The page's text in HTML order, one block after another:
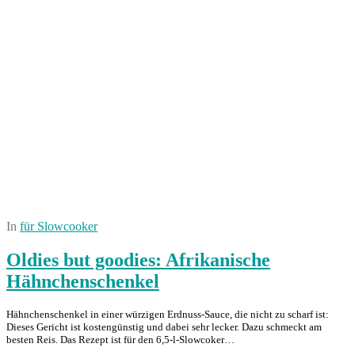
In für Slowcooker
Oldies but goodies: Afrikanische
Hähnchenschenkel
Hähnchenschenkel in einer würzigen Erdnuss-Sauce, die nicht zu scharf ist:
Dieses Gericht ist kostengünstig und dabei sehr lecker. Dazu schmeckt am
besten Reis. Das Rezept ist für den 6,5-l-Slowcoker…